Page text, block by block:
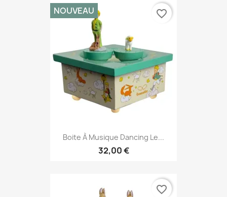
Boite À Musique Dancing Le...
32,00 €
NOUVEAU favorite_border
favorite_border